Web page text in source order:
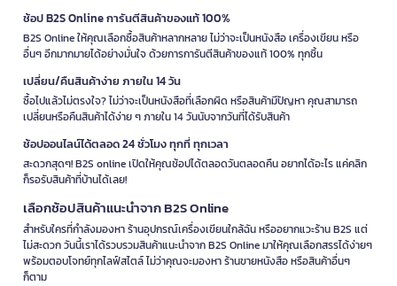
ช้อป B2S Online การันตีสินค้าของแท้ 100%
B2S Online ให้คุณเลือกซื้อสินค้าหลากหลาย ไม่ว่าจะเป็นหนังสือ เครื่องเขียน หรือ
อื่นๆ อีกมากมายได้อย่างมั่นใจ ด้วยการการันตีสินค้าของแท้ 100% ทุกชิ้น
เปลี่ยน/คืนสินค้าง่าย ภายใน 14 วัน
ซื้อไปแล้วไม่ตรงใจ? ไม่ว่าจะเป็นหนังสือที่เลือกผิด หรือสินค้ามีปัญหา คุณสามารถ
เปลี่ยนหรือคืนสินค้าได้ง่าย ๆ ภายใน 14 วันนับจากวันที่ได้รับสินค้า
ช้อปออนไลน์ได้ตลอด 24 ชั่วโมง ทุกที่ ทุกเวลา
สะดวกสุดๆ! B2S online เปิดให้คุณช้อปได้ตลอดวันตลอดคืน อยากได้อะไร แค่คลิก
ก็รอรับสินค้าที่บ้านได้เลย!
เลือกช้อปสินค้าแนะนำจาก B2S Online
สำหรับใครที่กำลังมองหา ร้านอุปกรณ์เครื่องเขียนใกล้ฉัน หรืออยากแวะร้าน B2S แต่
ไม่สะดวก วันนี้เราได้รวบรวมสินค้าแนะนำจาก B2S Online มาให้คุณเลือกสรรได้ง่ายๆ
พร้อมตอบโจทย์ทุกไลฟ์สไตล์ ไม่ว่าคุณจะมองหา ร้านขายหนังสือ หรือสินค้าอื่นๆ
ก็ตาม